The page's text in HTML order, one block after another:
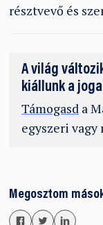
résztvevő és
A világ
kiállunk a
Támogasd a
egyszeri vagy
Megosztom